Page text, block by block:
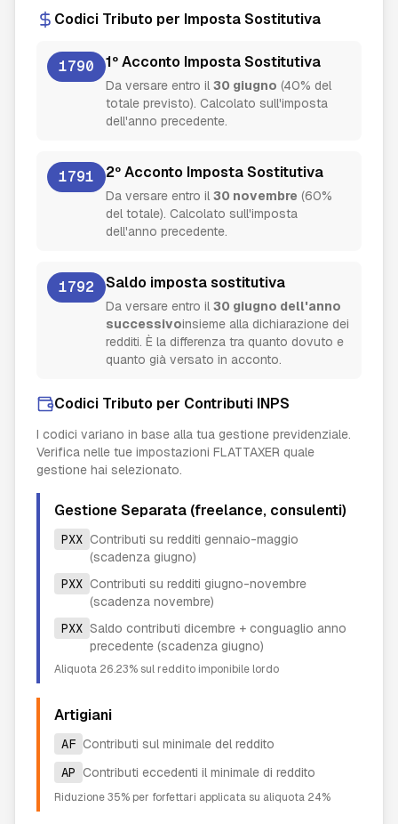
Codici Tributo per Imposta Sostitutiva
1790 1º Acconto Imposta Sostitutiva
Da versare entro il 30 giugno (40% del
totale previsto). Calcolato sull'imposta
dell'anno precedente.
1791 2º Acconto Imposta Sostitutiva
Da versare entro il 30 novembre (60%
del totale). Calcolato sull'imposta
dell'anno precedente.
1792 Saldo imposta sostitutiva
Da versare entro il 30 giugno dell'anno
successivoinsieme alla dichiarazione dei
redditi. È la differenza tra quanto dovuto e
quanto già versato in acconto.
Codici Tributo per Contributi INPS
I codici variano in base alla tua gestione previdenziale.
Verifica nelle tue impostazioni FLATTAXER quale
gestione hai selezionato.
Gestione Separata (freelance, consulenti)
PXX Contributi su redditi gennaio-maggio
(scadenza giugno)
PXX Contributi su redditi giugno-novembre
(scadenza novembre)
PXX Saldo contributi dicembre + conguaglio anno
precedente (scadenza giugno)
Aliquota 26.23% sul reddito imponibile lordo
Artigiani
AF Contributi sul minimale del reddito
AP Contributi eccedenti il minimale di reddito
Riduzione 35% per forfettari applicata su aliquota 24%